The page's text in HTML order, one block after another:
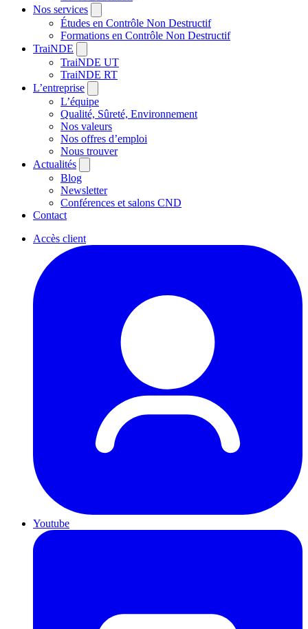
Nos services
Études en Contrôle Non Destructif
Formations en Contrôle Non Destructif
TraiNDE
TraiNDE UT
TraiNDE RT
L’entreprise
L’équipe
Qualité, Sûreté, Environnement
Nos valeurs
Nos offres d’emploi
Nous trouver
Actualités
Blog
Newsletter
Conférences et salons CND
Contact
Accès client
Youtube